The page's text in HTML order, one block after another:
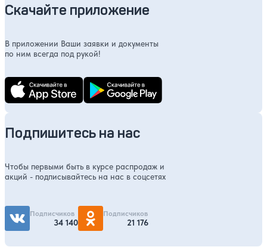
Скачайте приложение
В приложении Ваши заявки и документы
по ним всегда под рукой!
Подпишитесь на нас
Чтобы первыми быть в курсе распродаж и
акций - подписывайтесь на нас в соцсетях
Подписчиков
34 140
Подписчиков
21 176